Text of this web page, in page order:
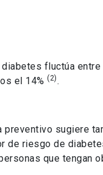
fluctúa entre
el 14% (2) .
preventivo sugiere
de riesgo de
que tengan